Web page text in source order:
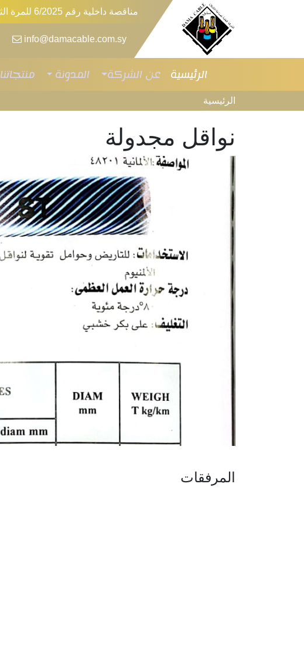
مناقصة داخلية رقم 6/2025 للمرة الثانية
info@damacable.com.sy
الرئيسية عن الشركة المدونة منتجاتنا
الرئيسية
نواقل مجدولة
المرفقات